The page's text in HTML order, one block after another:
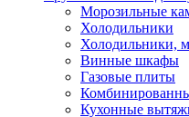
Морозильные
Холодильники
Холодильники,
Винные шкафы
Газовые плиты
Кухонные